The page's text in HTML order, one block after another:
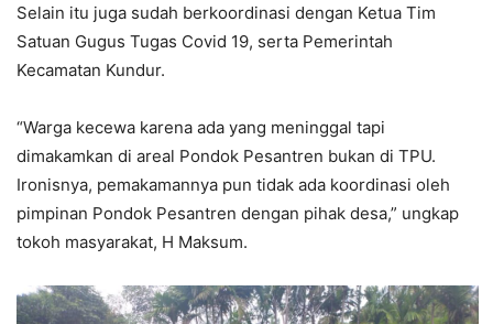
Selain itu juga sudah berkoordinasi dengan Ketua Tim
Satuan Gugus Tugas Covid 19, serta Pemerintah
Kecamatan Kundur.
“Warga kecewa karena ada yang meninggal tapi
dimakamkan di areal Pondok Pesantren bukan di TPU.
Ironisnya, pemakamannya pun tidak ada koordinasi oleh
pimpinan Pondok Pesantren dengan pihak desa,” ungkap
tokoh masyarakat, H Maksum.